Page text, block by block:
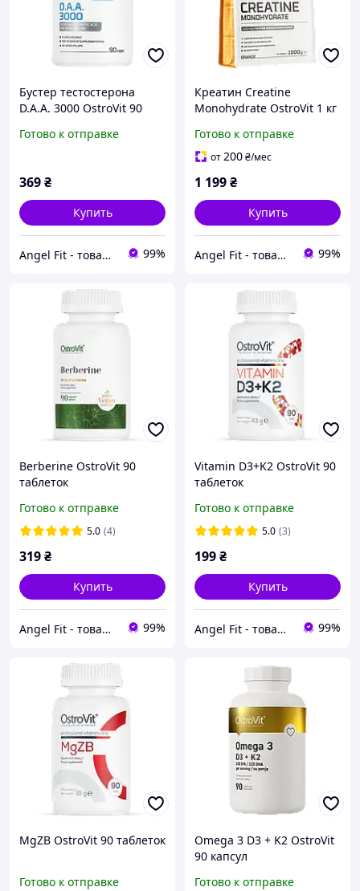
Бустер тестостерона
D.A.A. 3000 OstroVit 90
Готово к отправке
369₴
Купить
Angel Fit - товари для здоров'я, спорту та активного життя 99%
Креатин Creatine
Monohydrate OstroVit 1 кг
Готово к отправке
от200₴/мес
1 199₴
Купить
Angel Fit - товари для здоров'я, спорту та активного життя 99%
Berberine OstroVit 90
таблеток
Готово к отправке
5.0 (4)
319₴
Купить
Angel Fit - товари для здоров'я, спорту та активного життя 99%
Vitamin D3+K2 OstroVit 90
таблеток
Готово к отправке
5.0 (3)
199₴
Купить
Angel Fit - товари для здоров'я, спорту та активного життя 99%
MgZB ОstroVit 90 таблеток
Готово к отправке
Omega 3 D3 + K2 OstroVit
90 капсул
Готово к отправке